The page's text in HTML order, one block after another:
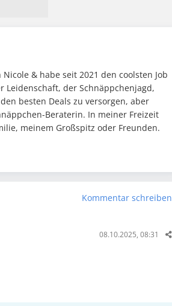
& habe seit 2021 den coolsten Job
der Schnäppchenjagd,
besten Deals zu versorgen, aber
Beraterin. In meiner Freizeit
meinem Großspitz oder Freunden.
Kommentar schreiben
08.10.2025, 08:31